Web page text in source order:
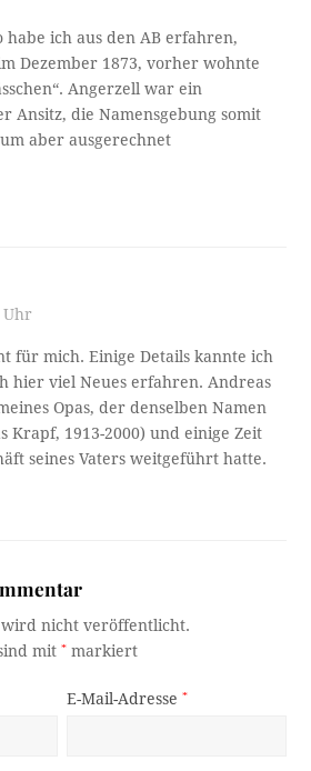
habe ich aus den AB erfahren,
Dezember 1873, vorher wohnte
Angerzell war ein
Ansitz, die Namensgebung somit
aber ausgerechnet
Uhr
für mich. Einige Details kannte ich
hier viel Neues erfahren. Andreas
Opas, der denselben Namen
Krapf, 1913-2000) und einige Zeit
seines Vaters weitgeführt hatte.
wird nicht veröffentlicht.
mit* markiert
E-Mail-Adresse*